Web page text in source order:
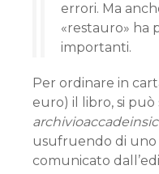
errori. Ma
«restauro» ha
importanti.
Per ordinare in
euro) il libro, si può
usufruendo di uno
comunicato